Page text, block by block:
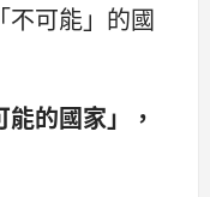
不可能」的國
的國家」，